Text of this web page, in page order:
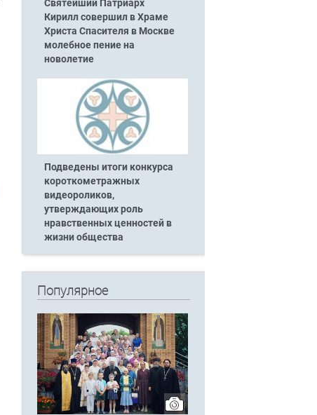
Святейший Патриарх
Кирилл совершил в Храме
Христа Спасителя в Москве
молебное пение на
новолетие
Подведены итоги конкурса
короткометражных
видеороликов,
утверждающих роль
нравственных ценностей в
жизни общества
Популярное